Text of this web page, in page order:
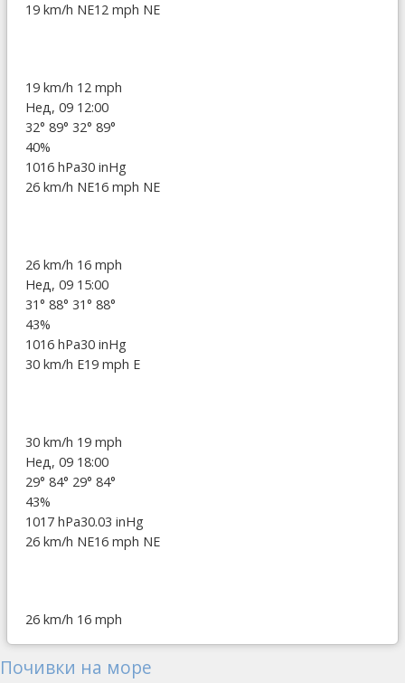
19 km/h NE12 mph NE
19 km/h 12 mph
Нед, 09 12:00
32° 89° 32° 89°
40%
1016 hPa30 inHg
26 km/h NE16 mph NE
26 km/h 16 mph
Нед, 09 15:00
31° 88° 31° 88°
43%
1016 hPa30 inHg
30 km/h E19 mph E
30 km/h 19 mph
Нед, 09 18:00
29° 84° 29° 84°
43%
1017 hPa30.03 inHg
26 km/h NE16 mph NE
26 km/h 16 mph
Почивки на море